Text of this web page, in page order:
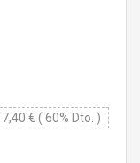
€ ( 60% Dto. )